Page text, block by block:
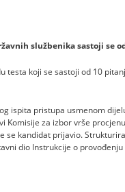
službenika sastoji se
testa koji se sastoji od 10
ispita pristupa usmenom
Komisije za izbor vrše
se kandidat prijavio.
dio Instrukcije o